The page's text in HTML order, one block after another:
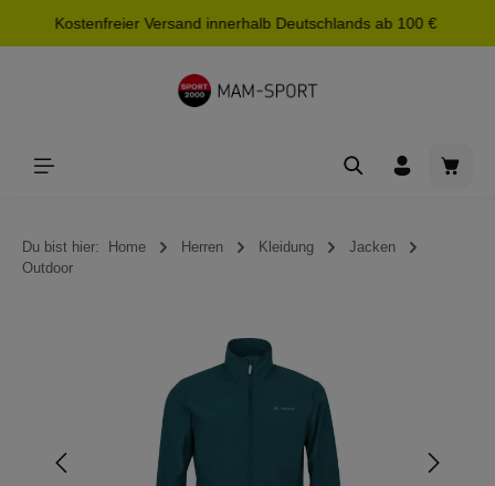
springen
Kostenfreier Versand innerhalb Deutschlands ab 100 €
Du bist hier: Home Herren Kleidung
Jacken
Outdoor
Bildergalerie überspringen